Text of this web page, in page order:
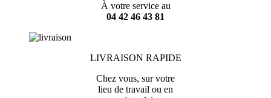
À votre service au
04 42 46 43 81
LIVRAISON RAPIDE
Chez vous, sur votre
lieu de travail ou en